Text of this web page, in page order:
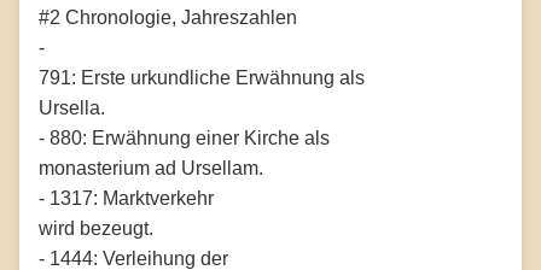
#2 Chronologie, Jahreszahlen
-
791: Erste urkundliche Erwähnung als
Ursella.
- 880: Erwähnung einer Kirche als
monasterium ad Ursellam.
- 1317: Marktverkehr
wird bezeugt.
- 1444: Verleihung der